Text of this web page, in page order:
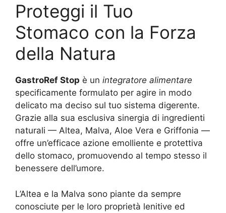
Proteggi il Tuo
Stomaco con la Forza
della Natura
GastroRef Stop è un integratore alimentare
specificamente formulato per agire in modo
delicato ma deciso sul tuo sistema digerente.
Grazie alla sua esclusiva sinergia di ingredienti
naturali — Altea, Malva, Aloe Vera e Griffonia —
offre un’efficace azione emolliente e protettiva
dello stomaco, promuovendo al tempo stesso il
benessere dell’umore.
L’Altea e la Malva sono piante da sempre
conosciute per le loro proprietà lenitive ed